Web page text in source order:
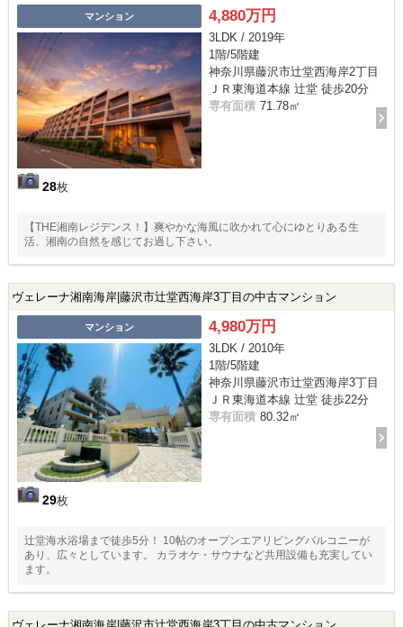
マンション
28枚
4,880万円
3LDK / 2019年
1階/5階建
神奈川県藤沢市辻堂西海岸2丁目
ＪＲ東海道本線 辻堂 徒歩20分
専有面積 71.78㎡
【THE湘南レジデンス！】爽やかな海風に吹かれて心にゆとりある生
活、湘南の自然を感じてお過し下さい。
ヴェレーナ湘南海岸|藤沢市辻堂西海岸3丁目の中古マンション
マンション
29枚
4,980万円
3LDK / 2010年
1階/5階建
神奈川県藤沢市辻堂西海岸3丁目
ＪＲ東海道本線 辻堂 徒歩22分
専有面積 80.32㎡
辻堂海水浴場まで徒歩5分！ 10帖のオープンエアリビングバルコニーが
あり、広々としています。 カラオケ・サウナなど共用設備も充実してい
ます。